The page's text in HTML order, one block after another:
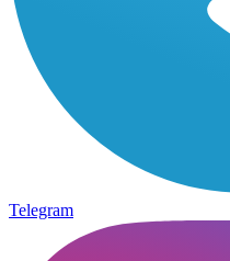
Telegram